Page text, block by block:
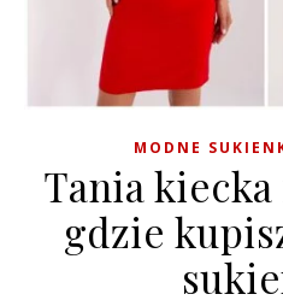
MODNE
Tania
gdzie